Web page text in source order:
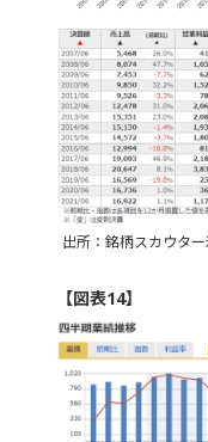
出所：銘柄スカウタ
【図表14】